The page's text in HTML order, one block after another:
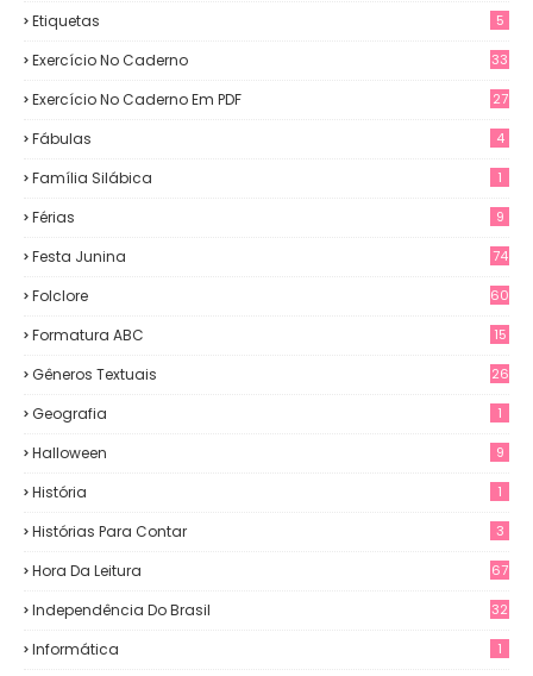
Etiquetas 5
Exercício No Caderno 33
Exercício No Caderno Em PDF 27
Fábulas 4
Família Silábica 1
Férias 9
Festa Junina 74
Folclore 60
Formatura ABC 15
Gêneros Textuais 26
Geografia 1
Halloween 9
História 1
Histórias Para Contar 3
Hora Da Leitura 67
Independência Do Brasil 32
Informática 1